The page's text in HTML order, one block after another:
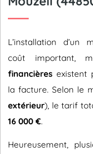
L’installation d’un
coût important,
financières existent
la facture. Selon le
extérieur), le tarif
16 000 €.
Heureusement,